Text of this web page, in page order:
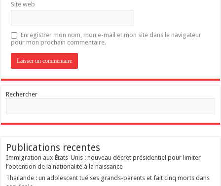
Site web
Enregistrer mon nom, mon e-mail et mon site dans le navigateur
pour mon prochain commentaire.
Rechercher
Publications recentes
Immigration aux États-Unis : nouveau décret présidentiel pour limiter
l’obtention de la nationalité à la naissance
Thaïlande : un adolescent tué ses grands-parents et fait cinq morts dans